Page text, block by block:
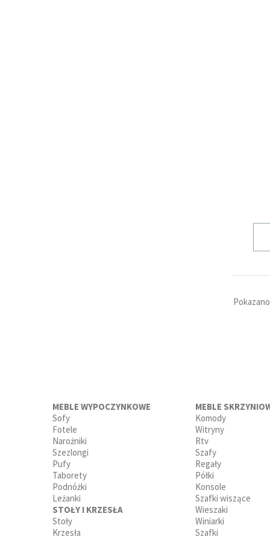
MEBLE WYPOCZYNKOWE
Sofy
Fotele
Narożniki
Szezlongi
Pufy
Taborety
Podnóżki
Leżanki
STOŁY I KRZESŁA
Stoły
Krzesła
MEBLE
Komody
Witryny
Rtv
Szafy
Regały
Półki
Konsole
Szafki wiszące
Wieszaki
Winiarki
Szafki